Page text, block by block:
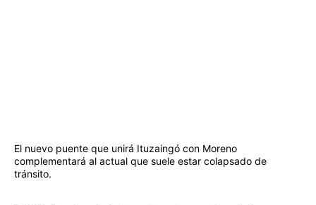
El nuevo puente que unirá Ituzaingó con Moreno
complementará al actual que suele estar colapsado de
tránsito.